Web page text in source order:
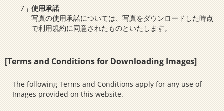
使用承諾
写真の使用承諾については、写真をダウンロードした時点
で利用規約に同意されたものといたします。
[Terms and Conditions for Downloading Images]
The following Terms and Conditions apply for any use of
Images provided on this website.